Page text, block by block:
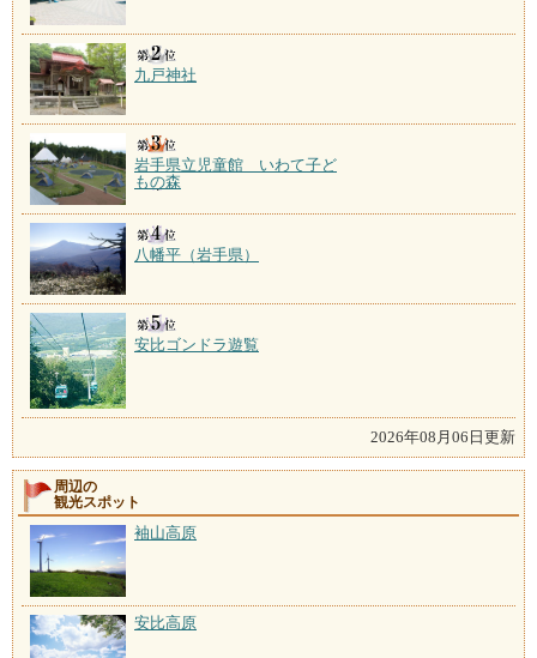
九戸神社
岩手県立児童館 いわて子ど
もの森
八幡平（岩手県）
安比ゴンドラ遊覧
2026年08月06日更新
周辺の
観光スポット
袖山高原
安比高原